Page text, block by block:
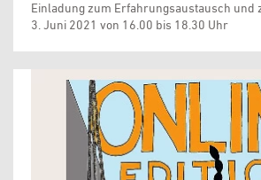
Einladung zum Erfahrungsaustausch und
3. Juni 2021 von 16.00 bis 18.30 Uhr